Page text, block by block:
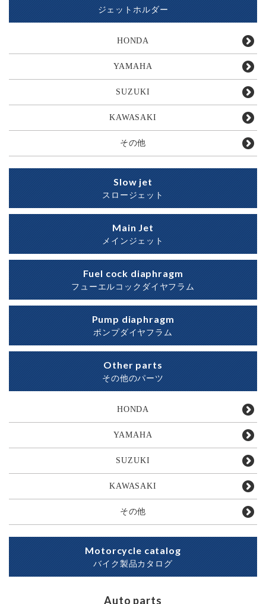
ジェットホルダー
HONDA
YAMAHA
SUZUKI
KAWASAKI
その他
Slow jet
スロージェット
Main Jet
メインジェット
Fuel cock diaphragm
フューエルコックダイヤフラム
Pump diaphragm
ポンプダイヤフラム
Other parts
その他のパーツ
HONDA
YAMAHA
SUZUKI
KAWASAKI
その他
Motorcycle catalog
バイク製品カタログ
Auto parts